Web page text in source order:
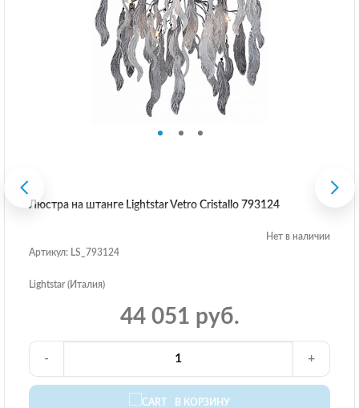
Люстра на штанге Lightstar Vetro Cristallo 793124
Нет в наличии
Артикул: LS_793124
Lightstar (Италия)
44 051 руб.
В КОРЗИНУ
- +